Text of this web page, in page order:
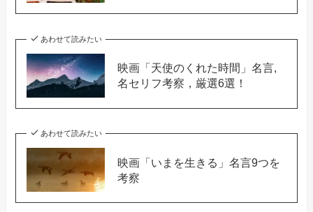
あわせて読みたい
映画「天使のくれた時間」名言,
名セリフ考察，厳選6選！
あわせて読みたい
映画「いまを生きる」名言9つを
考察